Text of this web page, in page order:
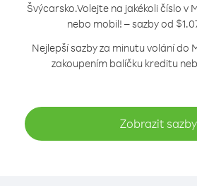
Švýcarsko.Volejte na jakékoli číslo v
nebo mobil! – sazby od
Nejlepší sazby za minutu volání do
zakoupením balíčku kreditu
Zobrazit sazby